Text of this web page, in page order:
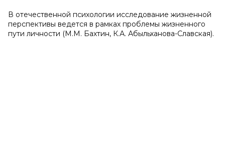
В отечественной психологии исследование жизненной
перспективы ведется в рамках проблемы жизненного
пути личности (М.М. Бахтин, К.А. Абыльханова-Славская).